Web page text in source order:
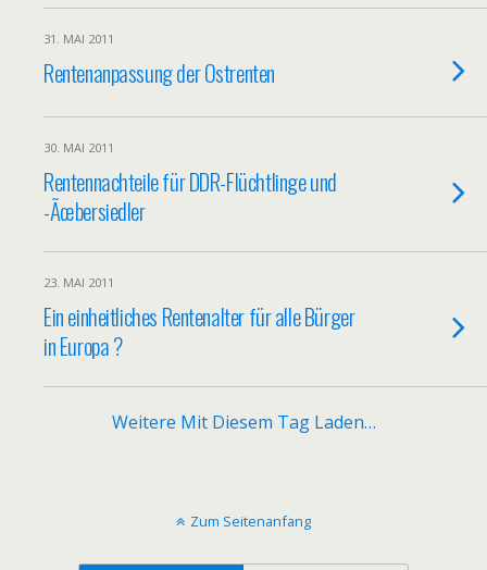
31. MAI 2011
Rentenanpassung der Ostrenten
30. MAI 2011
Rentennachteile für DDR-Flüchtlinge und
-Ãœbersiedler
23. MAI 2011
Ein einheitliches Rentenalter für alle Bürger
in Europa ?
Weitere Mit Diesem Tag Laden…
Zum Seitenanfang